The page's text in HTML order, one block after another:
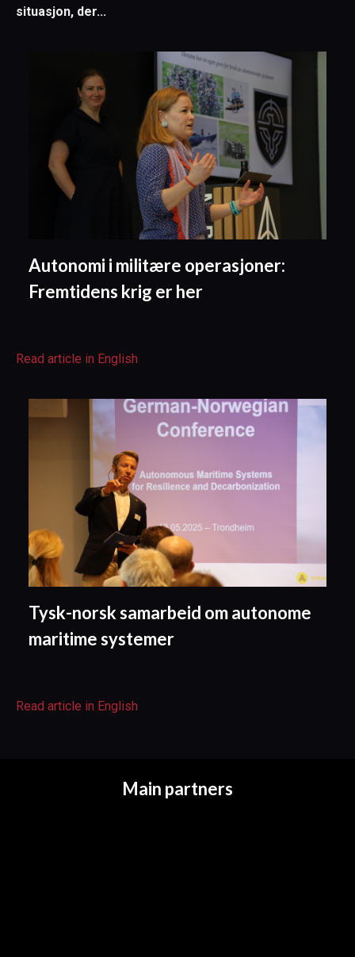
situasjon, der...
Autonomi i militære operasjoner:
Fremtidens krig er her
Read article in English
Tysk-norsk samarbeid om autonome
maritime systemer
Read article in English
Main partners